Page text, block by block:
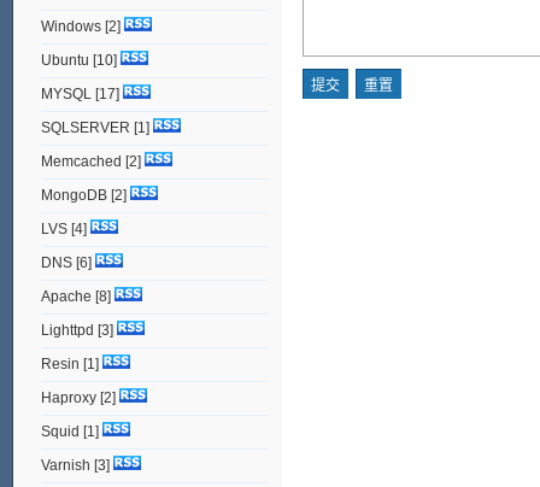
Windows[2]
Ubuntu [10]
MYSQL [17]
SQLSERVER [1]
Memcached [2]
MongoDB[2]
LVS[4]
DNS[6]
Apache [8]
Lighttpd [3]
Resin [1]
Haproxy[2]
Squid [1]
Varnish [3]